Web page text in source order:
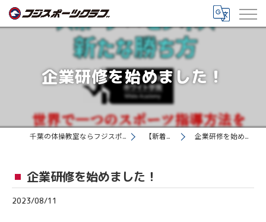
企業研修を始めました！
千葉の体操教室ならフジスポーツクラブ 【新着情報】 企業研修を始めました！
企業研修を始めました！
2023/08/11